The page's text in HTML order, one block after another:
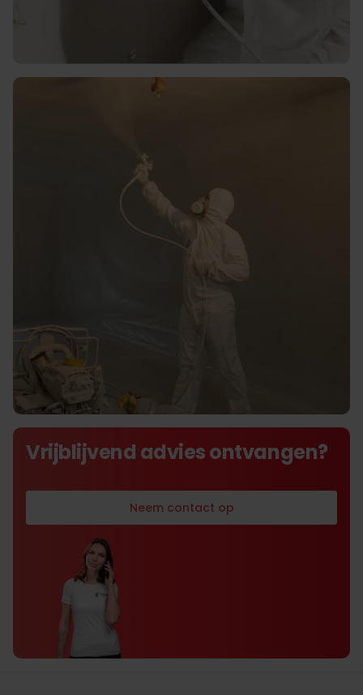
Strak en glad spuitwerk voor
De beste prijs kwaliteit in
airlessverf- en spackspuiten
Vrijblijvend advies ontvangen?
Neem contact op